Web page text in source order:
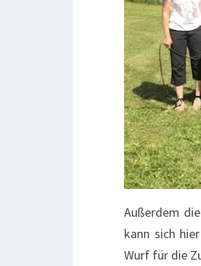
Außerdem
kann sich
Wurf für die